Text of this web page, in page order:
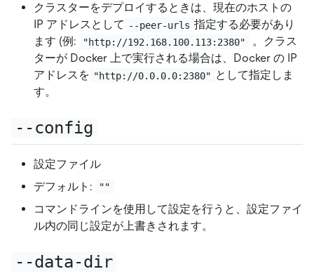
クラスターをデプロイするときは、現在のホストの
IP アドレスとして --peer-urls 指定する必要があり
ます (例:
"http://192.168.100.113:2380"
。クラス
ターが Docker 上で実行される場合は、Docker の IP
アドレスを "http://0.0.0.0:2380" として指定しま
す。
--config
設定ファイル
デフォルト:
""
コマンドラインを使用して設定を行うと、設定ファイ
ル内の同じ設定が上書きされます。
--data-dir